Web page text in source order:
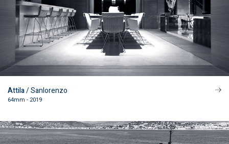
Attila/ Sanlorenzo
64mm - 2019